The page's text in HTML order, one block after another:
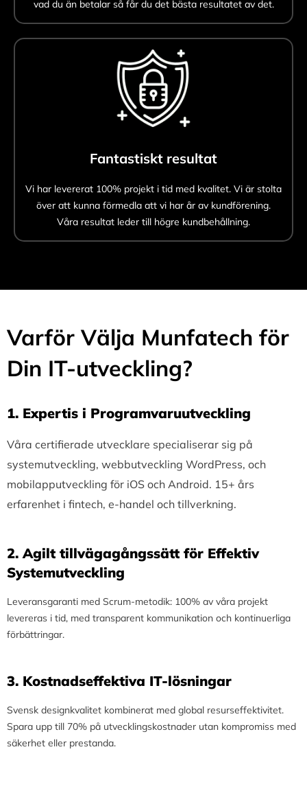
vad du än betalar så får du det bästa resultatet av det.
Fantastiskt resultat
Vi har levererat 100% projekt i tid med kvalitet. Vi är stolta
över att kunna förmedla att vi har år av kundförening.
Våra resultat leder till högre kundbehållning.
Varför Välja Munfatech för
Din IT-utveckling?
1.⁠ ⁠Expertis i Programvaruutveckling
Våra certifierade utvecklare specialiserar sig på
systemutveckling, webbutveckling WordPress, och
mobilapputveckling för iOS och Android. 15+ års
erfarenhet i fintech, e-handel och tillverkning.
2.⁠ ⁠Agilt tillvägagångssätt för Effektiv
Systemutveckling
Leveransgaranti med Scrum-metodik: 100% av våra projekt
levereras i tid, med transparent kommunikation och kontinuerliga
förbättringar.
3.⁠ ⁠Kostnadseffektiva IT-lösningar
Svensk designkvalitet kombinerat med global resurseffektivitet.
Spara upp till 70% på utvecklingskostnader utan kompromiss med
säkerhet eller prestanda.